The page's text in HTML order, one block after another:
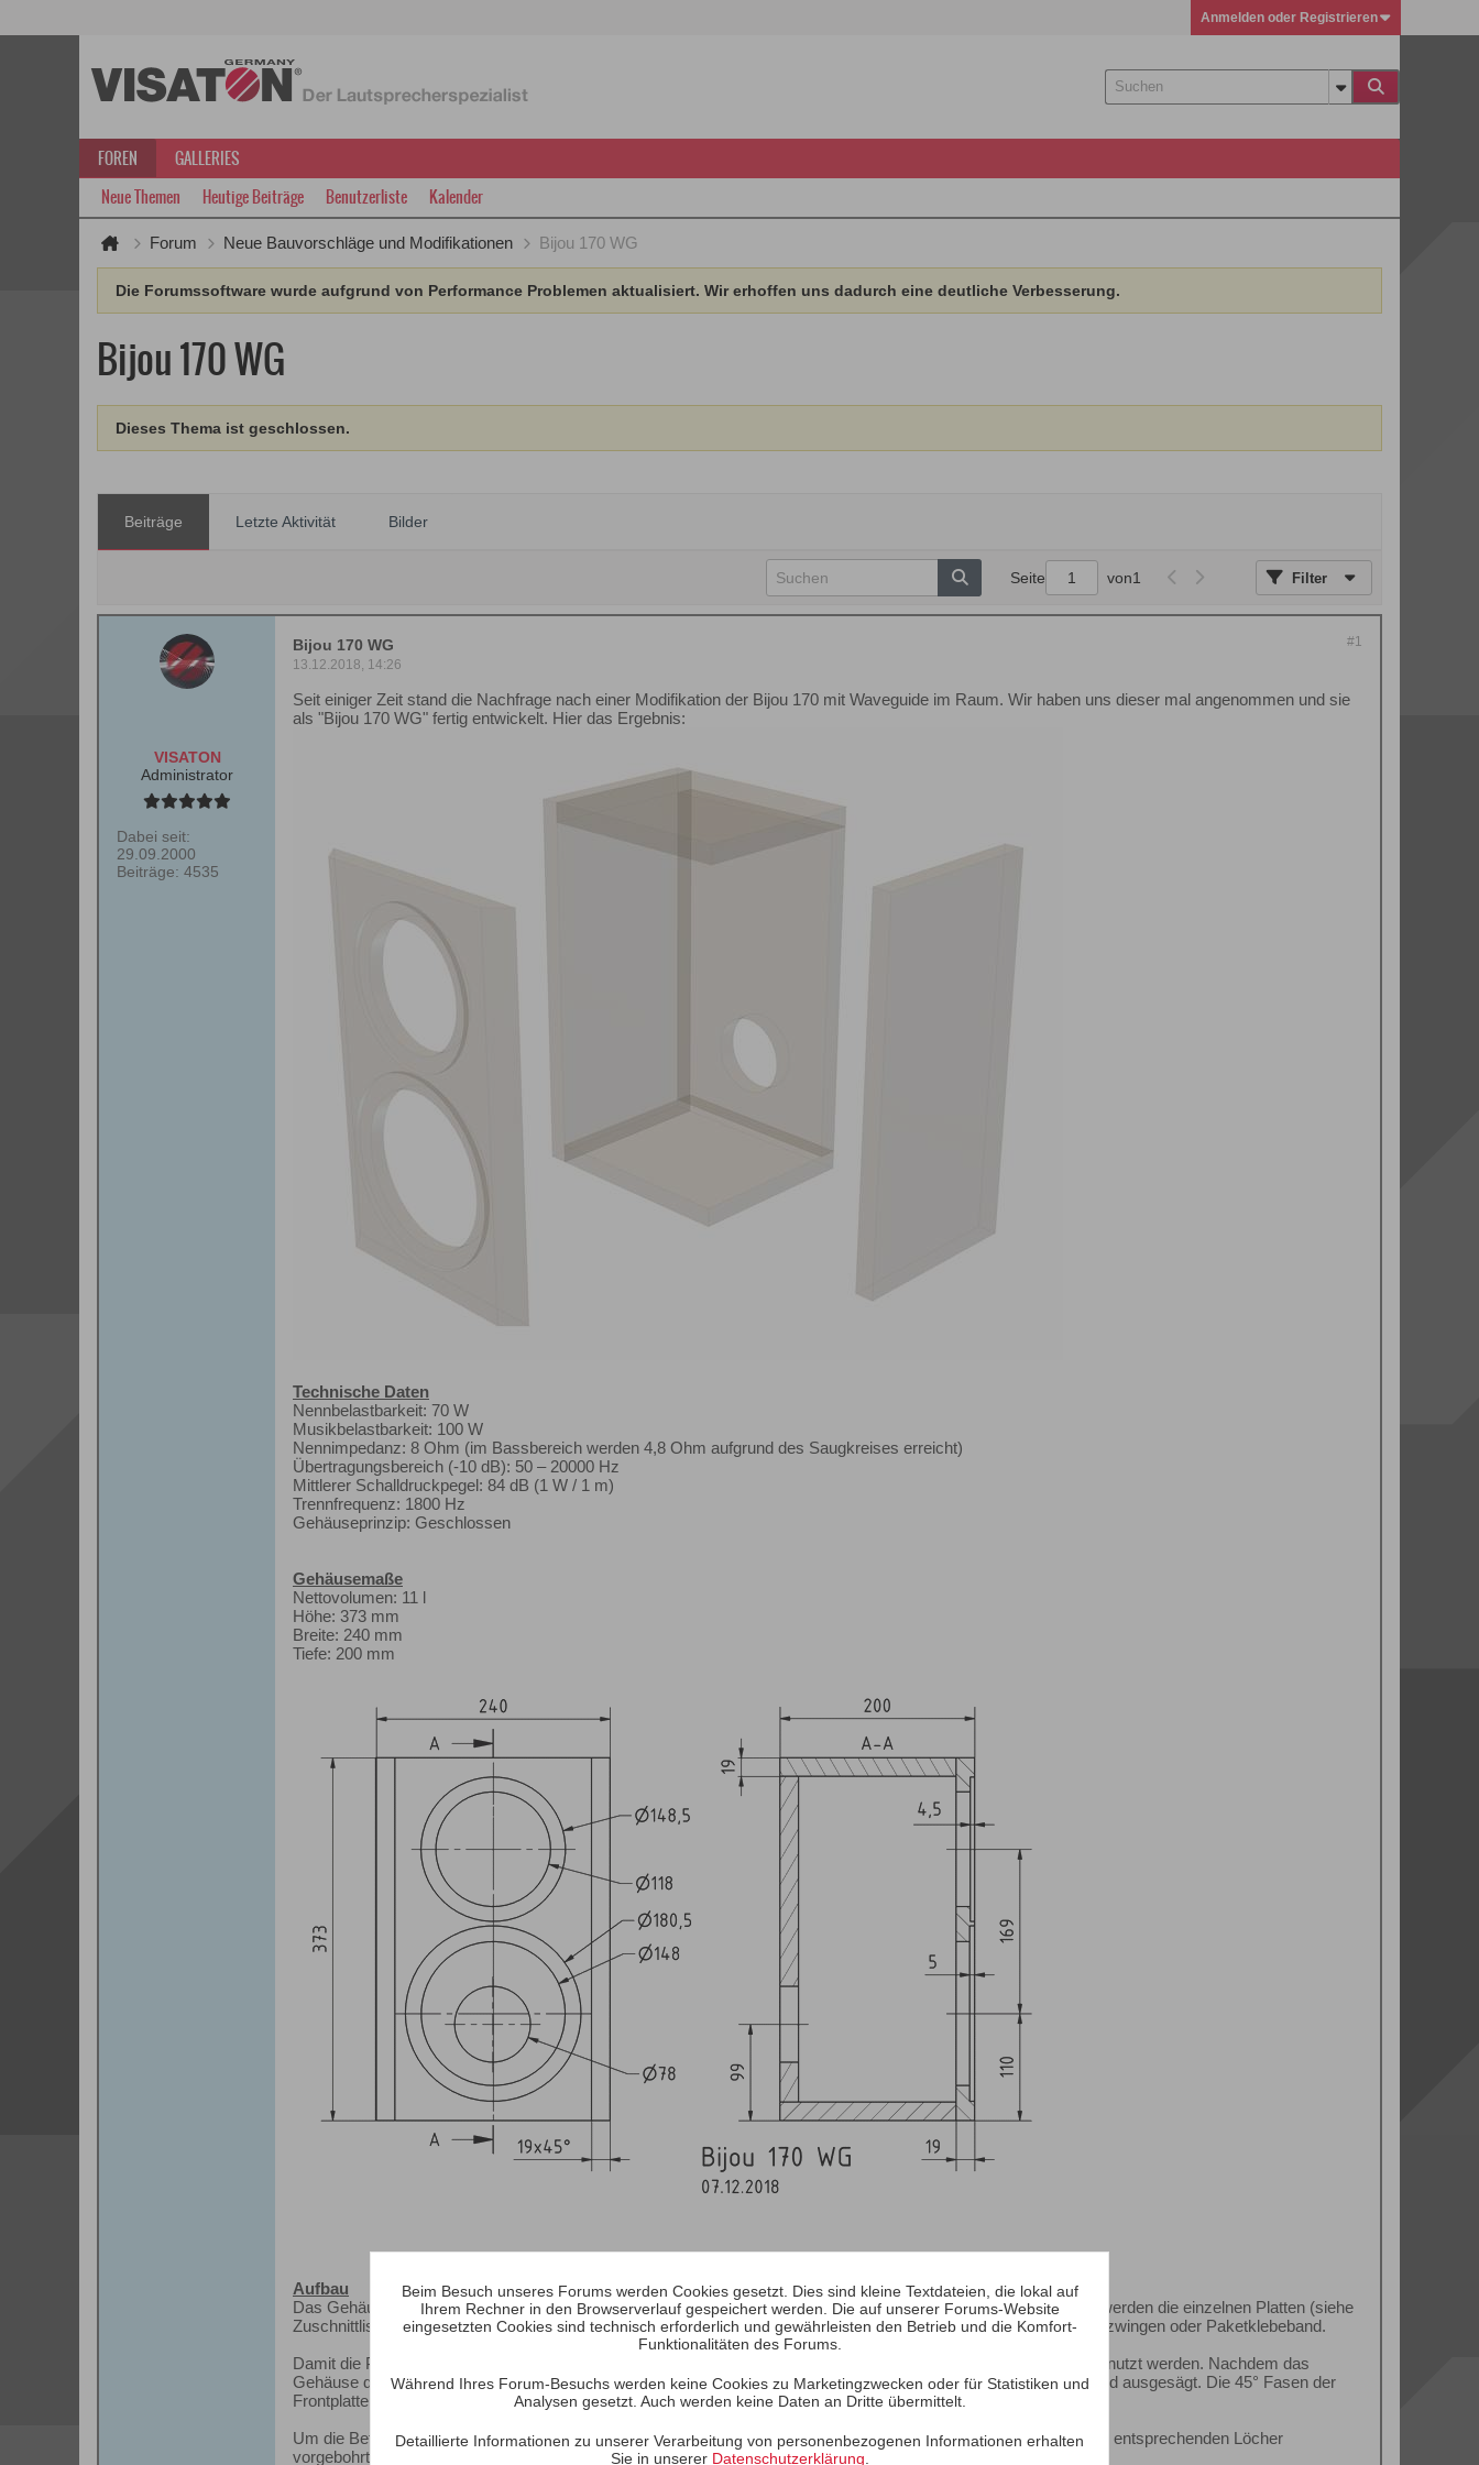
Anmelden oder Registrieren
FOREN
GALLERIES
Neue Themen
Heutige Beiträge Benutzerliste Kalender
Forum Neue Bauvorschläge und Modifikationen Bijou 170 WG
Die Forumssoftware wurde aufgrund von Performance Problemen aktualisiert. Wir erhoffen uns dadurch eine deutliche Verbesserung.
Bijou 170 WG
Dieses Thema ist geschlossen.
Beiträge Letzte Aktivität Bilder
Seite von1 Filter
VISATON
Administrator
Dabei seit:
29.09.2000
Beiträge: 4535
#1
Bijou 170 WG
13.12.2018, 14:26
Seit einiger Zeit stand die Nachfrage nach einer Modifikation der Bijou 170 mit Waveguide im Raum. Wir haben uns dieser mal angenommen und sie
als "Bijou 170 WG" fertig entwickelt. Hier das Ergebnis:
Technische Daten
Nennbelastbarkeit: 70 W
Musikbelastbarkeit: 100 W
Nennimpedanz: 8 Ohm (im Bassbereich werden 4,8 Ohm aufgrund des Saugkreises erreicht)
Übertragungsbereich (-10 dB): 50 – 20000 Hz
Mittlerer Schalldruckpegel: 84 dB (1 W / 1 m)
Trennfrequenz: 1800 Hz
Gehäuseprinzip: Geschlossen
Gehäusemaße
Nettovolumen: 11 l
Höhe: 373 mm
Breite: 240 mm
Tiefe: 200 mm
Aufbau
Das Gehäuse besteht aus geraden auf Stoß verleimten Brettern, was den Aufbau denkbar einfach macht. Zuerst werden die einzelnen Platten (siehe
Zuschnittliste) zugeschnitten und gemäß der Zeichnung auf Stoß verleimt. Die Plattenfixierung gelingt mit Schraubzwingen oder Paketklebeband.
Damit die Platten nicht untereinander verrutschen, können z.B. eingeschlagene Nagelspitzen als Antirutschhilfe benutzt werden. Nachdem das
Gehäuse dann komplett aufgebaut ist, werden die Ausschnitte für Lautsprecher und Anschlussterminals gefräst und ausgesägt. Die 45° Fasen der
Frontplatte können zum Schluss entweder per Oberfräse oder per Tischkreissäge angebracht werden.
Um die Befestigung der Frequenzweiche auf der Rückwand so einfach wie möglich zu gestalten, sollten vorher die entsprechenden Löcher
vorgebohrt werden (nicht durchbohren).
Beim Besuch unseres Forums werden Cookies gesetzt. Dies sind kleine Textdateien, die lokal auf
Ihrem Rechner in den Browserverlauf gespeichert werden. Die auf unserer Forums-Website
eingesetzten Cookies sind technisch erforderlich und gewährleisten den Betrieb und die Komfort-
Funktionalitäten des Forums.
Während Ihres Forum-Besuchs werden keine Cookies zu Marketingzwecken oder für Statistiken und
Analysen gesetzt. Auch werden keine Daten an Dritte übermittelt.
Detaillierte Informationen zu unserer Verarbeitung von personenbezogenen Informationen erhalten
Sie in unserer Datenschutzerklärung